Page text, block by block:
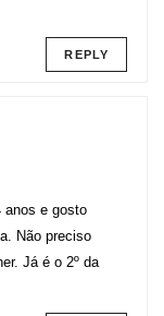
REPLY
anos e gosto
Não preciso
Já é o 2º da